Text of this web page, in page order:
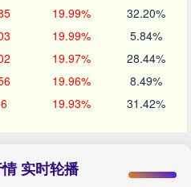
19.99% 32.20%
19.99% 5.84%
19.97% 28.44%
19.96% 8.49%
19.93% 31.42%
实时轮播